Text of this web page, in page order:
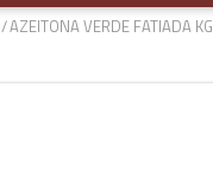
/AZEITONA VERDE FATIADA KG